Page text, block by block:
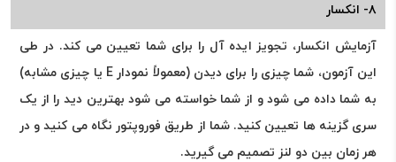
۸- انکسار
آزمایش انکسار، تجویز ایده آل را برای شما تعیین می کند. در طی
این آزمون، شما چیزی را برای دیدن (معمولاً نمودار E یا چیزی مشابه)
به شما داده می شود و از شما خواسته می شود بهترین دید را از یک
سری گزینه ها تعیین کنید. شما از طریق فوروپتور نگاه می کنید و در
هر زمان بین دو لنز تصمیم می گیرید.